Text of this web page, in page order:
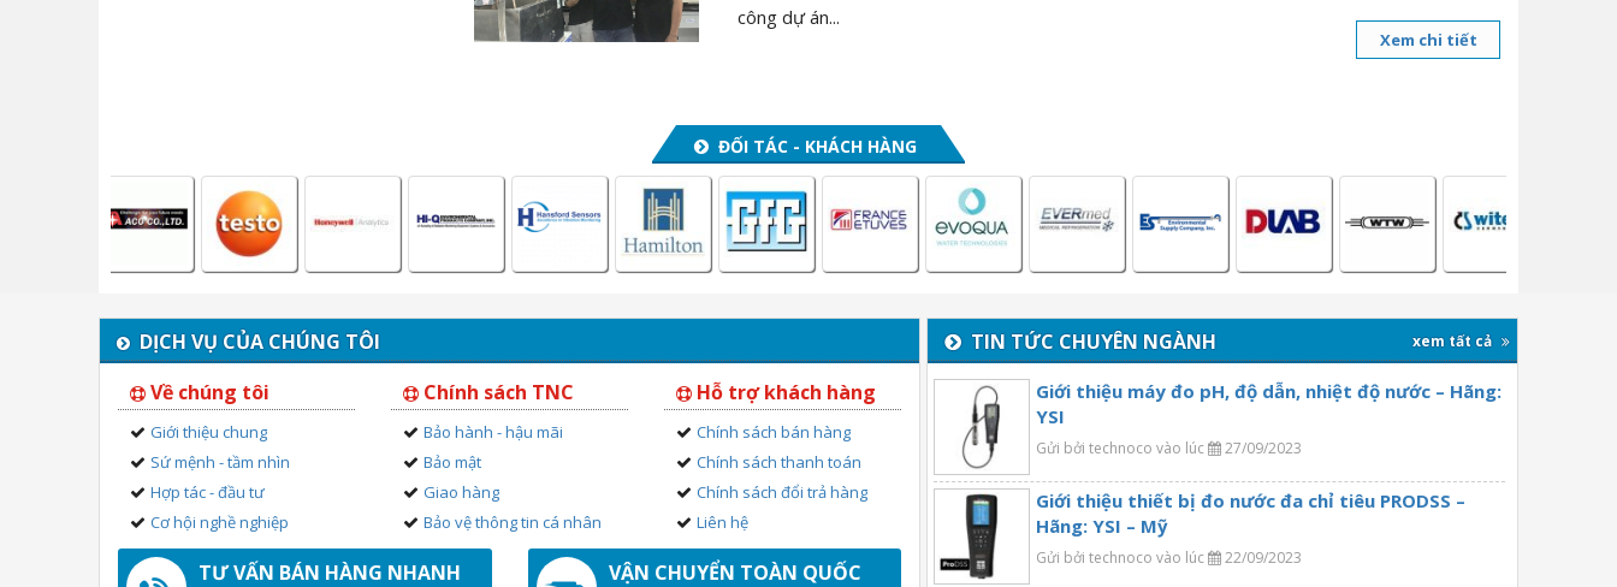
công dự án...
Xem chi tiết
ĐỐI TÁC - KHÁCH HÀNG
DỊCH VỤ CỦA CHÚNG TÔI
Về chúng tôi
Giới thiệu chung
Sứ mệnh - tầm nhìn
Hợp tác - đầu tư
Cơ hội nghề nghiệp
Chính sách TNC
Bảo hành - hậu mãi
Bảo mật
Giao hàng
Bảo vệ thông tin cá nhân
Hỗ trợ khách hàng
Chính sách bán hàng
Chính sách thanh toán
Chính sách đổi trả hàng
Liên hệ
TƯ VẤN BÁN HÀNG NHANH VẬN CHUYỂN TOÀN QUỐC
TIN TỨC CHUYÊN NGÀNH xem tất cả
Giới thiệu máy đo pH, độ dẫn, nhiệt độ nước – Hãng:
YSI
Gửi bởi technoco vào lúc 27/09/2023
Giới thiệu thiết bị đo nước đa chỉ tiêu PRODSS –
Hãng: YSI – Mỹ
Gửi bởi technoco vào lúc 22/09/2023